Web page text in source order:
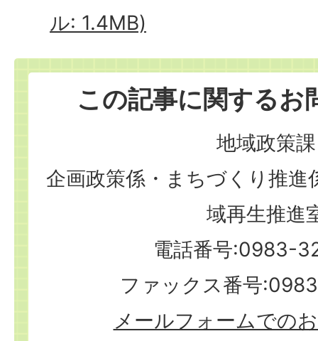
ル: 1.4MB)
この記事に関するお
地域政策課
企画政策係・まちづくり推進
域再生推進
電話番号:0983-
ファックス番号
メールフォームでの